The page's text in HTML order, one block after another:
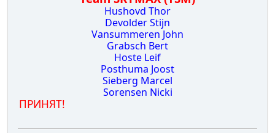
Hushovd Thor
Devolder Stijn
Vansummeren John
Grabsch Bert
Hoste Leif
Posthuma Joost
Sieberg Marcel
Sorensen Nicki
ПРИНЯТ!